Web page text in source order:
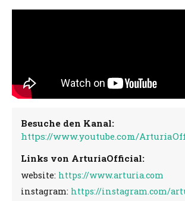
Besuche den Kanal:
https://www.youtube.com/
Links von ArturiaOfficial:
website: https://www.arturia.com
instagram: https://instagram.com/